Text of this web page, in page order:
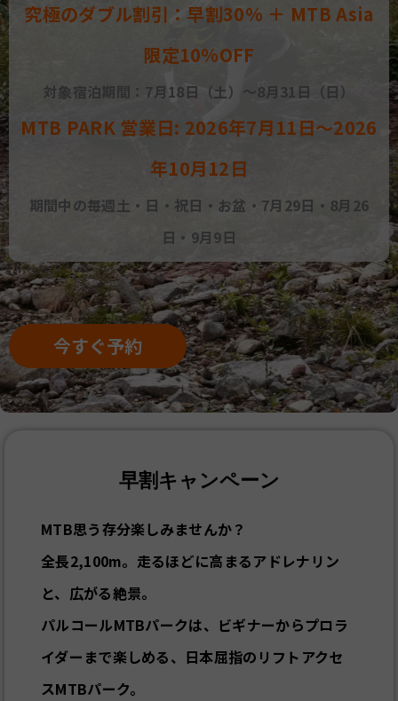
究極のダブル割引：早割30% ＋ MTB Asia
限定10%OFF
対象宿泊期間：7月18日（土）～8月31日（日）
MTB PARK 営業日: 2026年7月11日〜2026
年10月12日
期間中の毎週土・日・祝日・お盆・7月29日・8月26
日・9月9日
今すぐ予約
早割キャンペーン
MTB思う存分楽しみませんか？
全長2,100m。走るほどに高まるアドレナリン
と、広がる絶景。
パルコールMTBパークは、ビギナーからプロラ
イダーまで楽しめる、日本屈指のリフトアクセ
スMTBパーク。